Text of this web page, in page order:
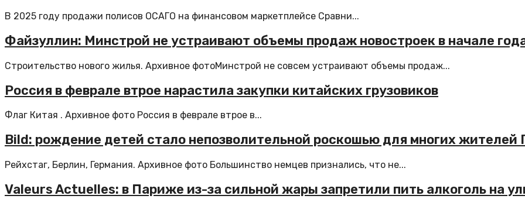
В 2025 году продажи полисов ОСАГО на финансовом маркетплейсе Сравни...
Файзуллин: Минстрой не устраивают объемы продаж новостроек в начале
Строительство нового жилья. Архивное фотоМинстрой не совсем устраивают объемы продаж...
Россия в феврале втрое нарастила закупки китайских грузовиков
Флаг Китая . Архивное фото Россия в феврале втрое в...
Bild: рождение детей стало непозволительной роскошью для многих жителей
Рейхстаг, Берлин, Германия. Архивное фото Большинство немцев признались, что не...
Valeurs Actuelles: в Париже из-за сильной жары запретили пить алкоголь на